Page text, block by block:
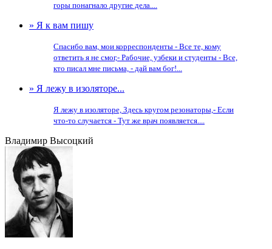
горы понагнало другие дела....
» Я к вам пишу
Спасибо вам, мои корреспонденты - Все те, кому
ответить я не смог,- Рабочие, узбеки и студенты - Все,
кто писал мне письма, - дай вам бог!...
» Я лежу в изоляторе...
Я лежу в изоляторе, Здесь кругом резонаторы,- Если
что-то случается - Тут же врач появляется....
Владимир Высоцкий